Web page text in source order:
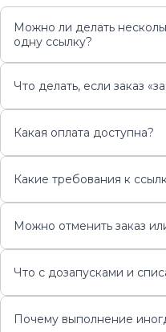
Можно ли делать
одну ссылку?
Что делать, если заказ
Какая оплата доступна?
Какие требования к
Можно отменить заказ
Что с дозапусками и
Почему выполнение